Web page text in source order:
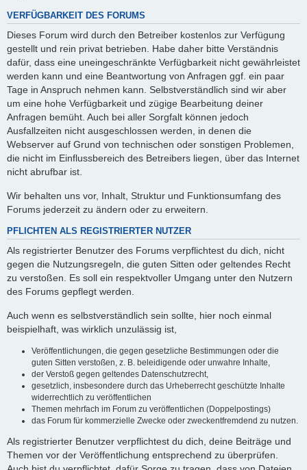
VERFÜGBARKEIT DES FORUMS
Dieses Forum wird durch den Betreiber kostenlos zur Verfügung
gestellt und rein privat betrieben. Habe daher bitte Verständnis
dafür, dass eine uneingeschränkte Verfügbarkeit nicht gewährleistet
werden kann und eine Beantwortung von Anfragen ggf. ein paar
Tage in Anspruch nehmen kann. Selbstverständlich sind wir aber
um eine hohe Verfügbarkeit und zügige Bearbeitung deiner
Anfragen bemüht. Auch bei aller Sorgfalt können jedoch
Ausfallzeiten nicht ausgeschlossen werden, in denen die
Webserver auf Grund von technischen oder sonstigen Problemen,
die nicht im Einflussbereich des Betreibers liegen, über das Internet
nicht abrufbar ist.
Wir behalten uns vor, Inhalt, Struktur und Funktionsumfang des
Forums jederzeit zu ändern oder zu erweitern.
PFLICHTEN ALS REGISTRIERTER NUTZER
Als registrierter Benutzer des Forums verpflichtest du dich, nicht
gegen die Nutzungsregeln, die guten Sitten oder geltendes Recht
zu verstoßen. Es soll ein respektvoller Umgang unter den Nutzern
des Forums gepflegt werden.
Auch wenn es selbstverständlich sein sollte, hier noch einmal
beispielhaft, was wirklich unzulässig ist,
Veröffentlichungen, die gegen gesetzliche Bestimmungen oder die
guten Sitten verstoßen, z. B. beleidigende oder unwahre Inhalte,
der Verstoß gegen geltendes Datenschutzrecht,
gesetzlich, insbesondere durch das Urheberrecht geschützte Inhalte
widerrechtlich zu veröffentlichen
Themen mehrfach im Forum zu veröffentlichen (Doppelpostings)
das Forum für kommerzielle Zwecke oder zweckentfremdend zu nutzen.
Als registrierter Benutzer verpflichtest du dich, deine Beiträge und
Themen vor der Veröffentlichung entsprechend zu überprüfen.